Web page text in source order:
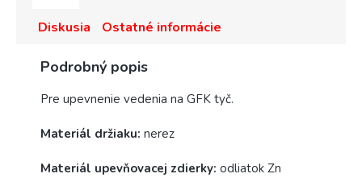
Diskusia
Ostatné informácie
Podrobný popis
Pre upevnenie vedenia na GFK tyč.
Materiál držiaku: nerez
Materiál upevňovacej zdierky: odliatok Zn